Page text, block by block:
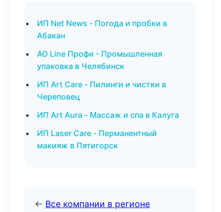
ИП Net News - Погода и пробки в
Абакан
АО Line Профи - Промышленная
упаковка в Челябинск
ИП Art Care - Пилинги и чистки в
Череповец
ИП Art Aura - Массаж и спа в Калуга
ИП Laser Care - Перманентный
макияж в Пятигорск
← Все компании в регионе